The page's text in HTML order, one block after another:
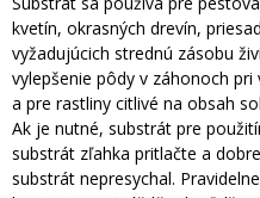
kvetín, okrasných drevín,
vyžadujúcich strednú zásobu
vylepšenie pôdy v záhonoch
a pre rastliny citlivé na obsah
Ak je nutné, substrát pre
substrát zľahka pritlačte a
substrát nepresychal.